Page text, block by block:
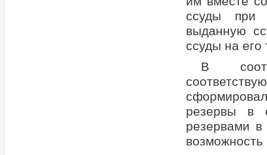
ссуды при
выданную
ссуды на его
В
резервы в
резервами
возможность